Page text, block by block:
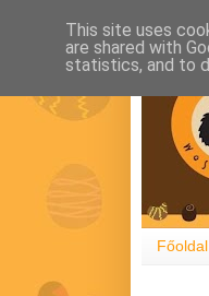
Főoldal
This site uses
are shared with
statistics, and to